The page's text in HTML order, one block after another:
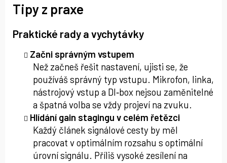
Tipy z praxe
Praktické rady a vychytávky
Začni správným vstupem
Než začneš řešit nastavení, ujisti se, že
používáš správný typ vstupu. Mikrofon, linka,
nástrojový vstup a DI‑box nejsou zaměnitelné
a špatná volba se vždy projeví na zvuku.
Hlídání gain stagingu v celém řetězci
Každý článek signálové cesty by měl
pracovat v optimálním rozsahu s optimální
úrovní signálu. Příliš vysoké zesílení na